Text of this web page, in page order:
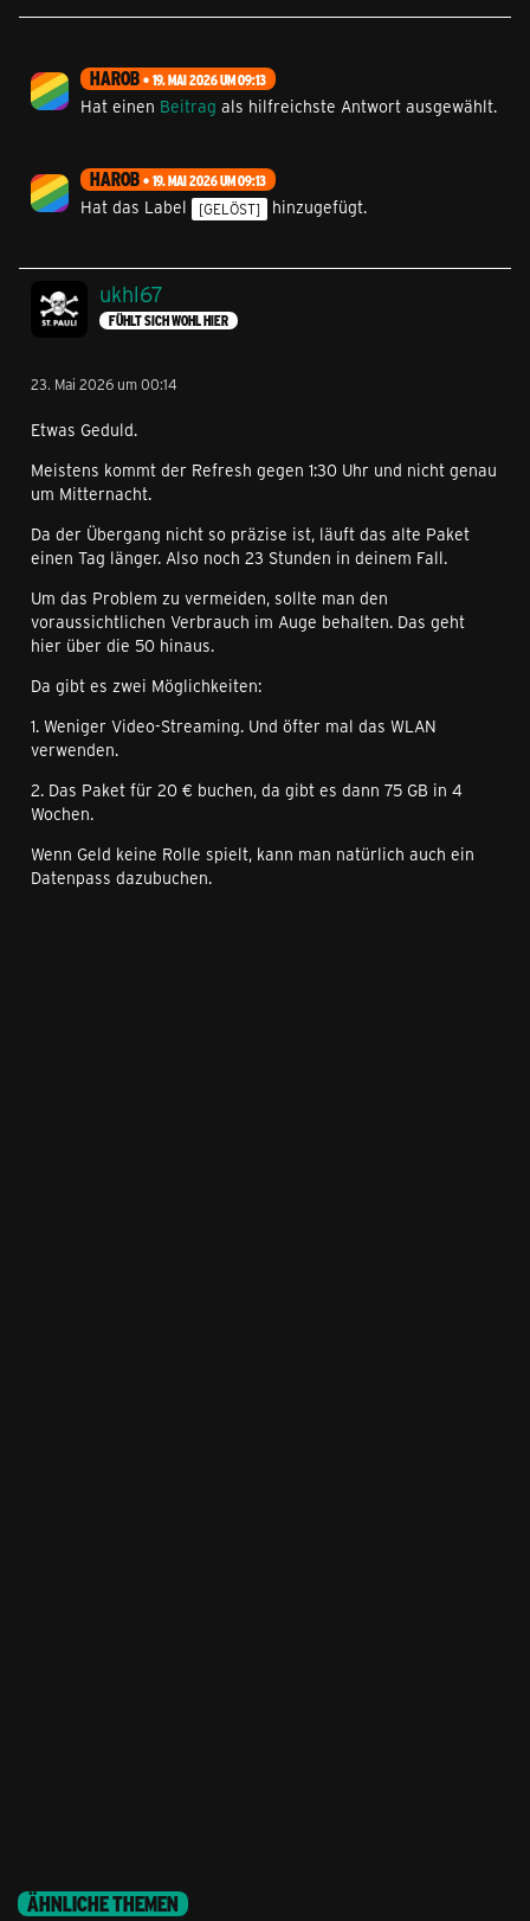
HAROB 19. MAI 2026 UM 09:13
Hat einen Beitrag als hilfreichste Antwort ausgewählt.
HAROB 19. MAI 2026 UM 09:13
Hat das Label [GELÖST] hinzugefügt.
ukhl67
FÜHLT SICH WOHL HIER
23. Mai 2026 um 00:14
Etwas Geduld.
Meistens kommt der Refresh gegen 1:30 Uhr und nicht genau
um Mitternacht.
Da der Übergang nicht so präzise ist, läuft das alte Paket
einen Tag länger. Also noch 23 Stunden in deinem Fall.
Um das Problem zu vermeiden, sollte man den
voraussichtlichen Verbrauch im Auge behalten. Das geht
hier über die 50 hinaus.
Da gibt es zwei Möglichkeiten:
1. Weniger Video-Streaming. Und öfter mal das WLAN
verwenden.
2. Das Paket für 20 € buchen, da gibt es dann 75 GB in 4
Wochen.
Wenn Geld keine Rolle spielt, kann man natürlich auch ein
Datenpass dazubuchen.
ÄHNLICHE THEMEN